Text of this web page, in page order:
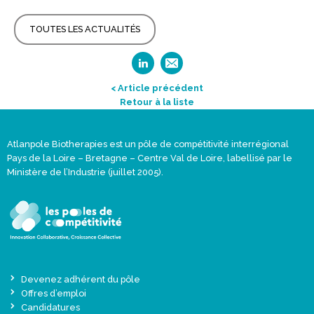
TOUTES LES ACTUALITÉS
< Article précédent
Retour à la liste
Atlanpole Biotherapies est un pôle de compétitivité interrégional
Pays de la Loire – Bretagne – Centre Val de Loire, labellisé par le
Ministère de l’Industrie (juillet 2005).
Devenez adhérent du pôle
Offres d’emploi
Candidatures